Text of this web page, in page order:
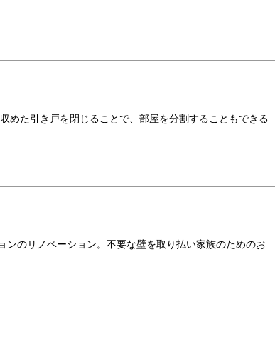
めた引き戸を閉じることで、部屋を分割することもできる
ンのリノベーション。不要な壁を取り払い家族のためのお